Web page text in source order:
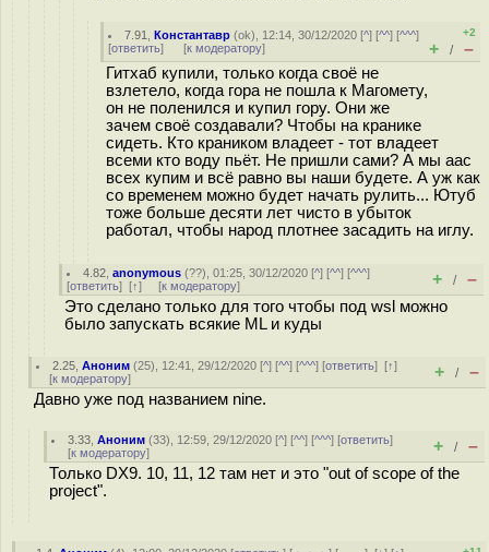
7.91 ,Константавр (ok), 12:14, 30/12/2020 [^] [^^] [^^^]
[ответить] [к модератору]
+2
+ / –
Гитхаб купили, только когда своё не
взлетело, когда гора не пошла к Магомету,
он не поленился и купил гору. Они же
зачем своё создавали? Чтобы на кранике
сидеть. Кто краником владеет - тот владеет
всеми кто воду пьёт. Не пришли сами? А мы аас
всех купим и всё равно вы наши будете. А уж как
со временем можно будет начать рулить... Ютуб
тоже больше десяти лет чисто в убыток
работал, чтобы народ плотнее засадить на иглу.
4.82 ,anonymous (??), 01:25, 30/12/2020 [^] [^^] [^^^]
[ответить] [↑] [к модератору] + / –
Это сделано только для того чтобы под wsl можно
было запускать всякие ML и куды
2.25 ,Аноним (25), 12:41, 29/12/2020 [^] [^^] [^^^] [ответить][↑]
[к модератору] + / –
Давно уже под названием nine.
3.33 ,Аноним (33), 12:59, 29/12/2020 [^] [^^] [^^^] [ответить]
[к модератору] + / –
Только DX9. 10, 11, 12 там нет и это "out of scope of the
project".